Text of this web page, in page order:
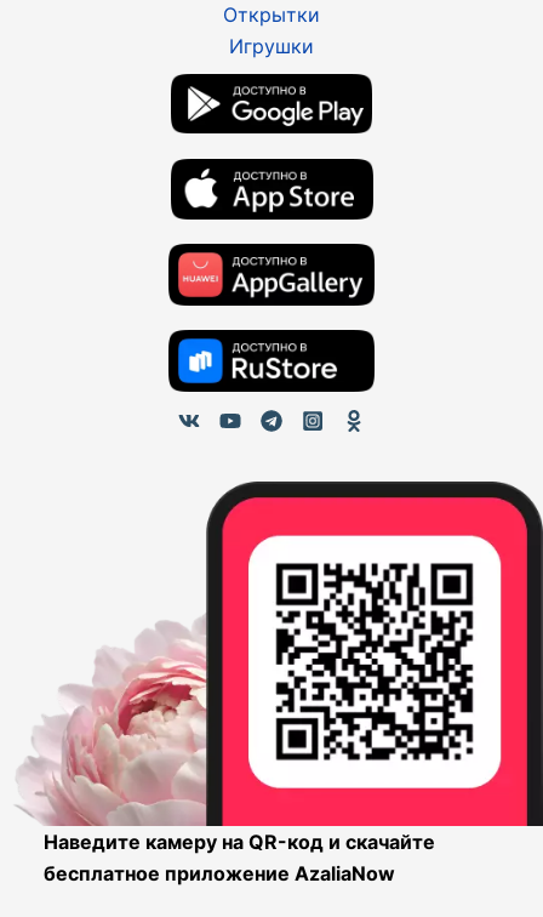
Открытки
Игрушки
Наведите камеру на QR-код и скачайте
бесплатное приложение AzaliaNow